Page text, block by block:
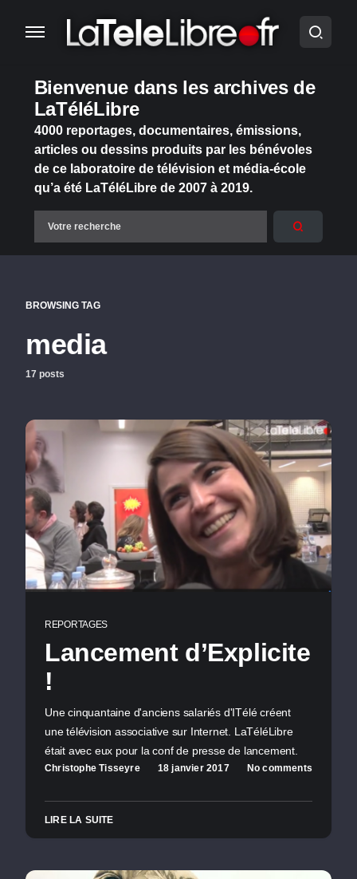
Bienvenue dans les archives de
LaTéléLibre
4000 reportages, documentaires, émissions,
articles ou dessins produits par les bénévoles
de ce laboratoire de télévision et média-école
qu’a été LaTéléLibre de 2007 à 2019.
BROWSING TAG
media
17 posts
REPORTAGES
Lancement d’Explicite
!
Une cinquantaine d'anciens salariés d'ITélé créent
une télévision associative sur Internet. LaTéléLibre
était avec eux pour la conf de presse de lancement.
Christophe Tisseyre 18 janvier 2017 No comments
LIRE LA SUITE